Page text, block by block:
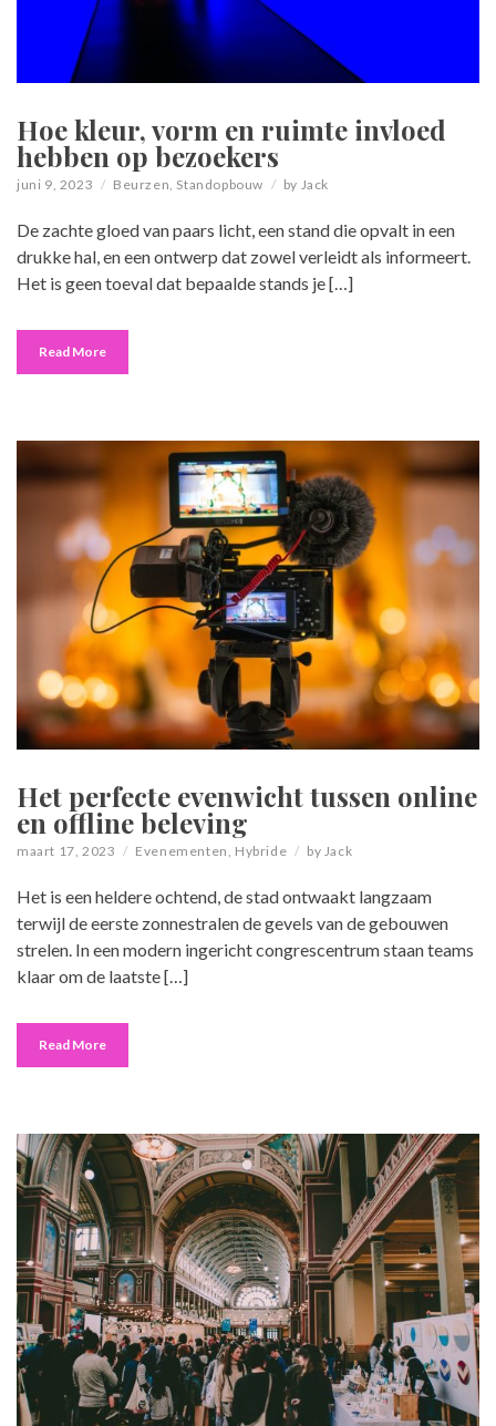
Hoe kleur, vorm en ruimte invloed
hebben op bezoekers
juni 9, 2023 Beurzen Standopbouw by Jack
De zachte gloed van paars licht, een stand die opvalt in een
drukke hal, en een ontwerp dat zowel verleidt als informeert.
Het is geen toeval dat bepaalde stands je […]
Read More
Het perfecte evenwicht tussen online
en offline beleving
maart 17, 2023 Evenementen Hybride by Jack
Het is een heldere ochtend, de stad ontwaakt langzaam
terwijl de eerste zonnestralen de gevels van de gebouwen
strelen. In een modern ingericht congrescentrum staan teams
klaar om de laatste […]
Read More